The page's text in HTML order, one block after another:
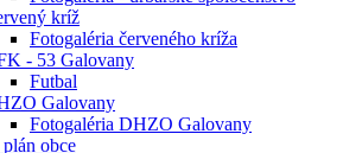
kríž
Fotogaléria červeného kríža
- 53 Galovany
Futbal
Galovany
Fotogaléria DHZO Galovany
obce